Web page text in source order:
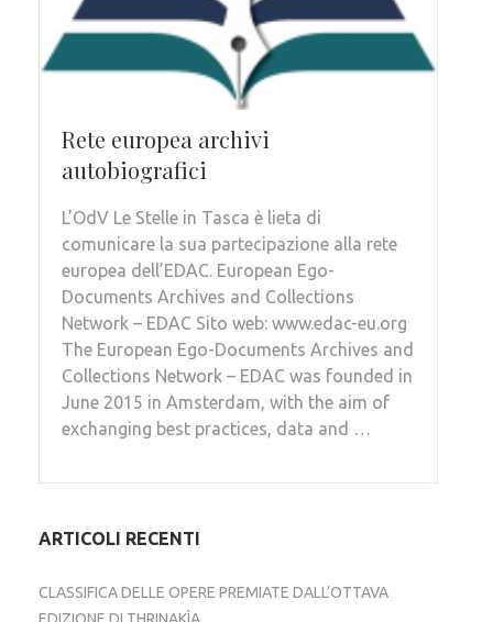
Rete europea archivi
autobiografici
L’OdV Le Stelle in Tasca è lieta di
comunicare la sua partecipazione alla rete
europea dell’EDAC. European Ego-
Documents Archives and Collections
Network – EDAC Sito web: www.edac-eu.org
The European Ego-Documents Archives and
Collections Network – EDAC was founded in
June 2015 in Amsterdam, with the aim of
exchanging best practices, data and …
ARTICOLI RECENTI
CLASSIFICA DELLE OPERE PREMIATE DALL’OTTAVA